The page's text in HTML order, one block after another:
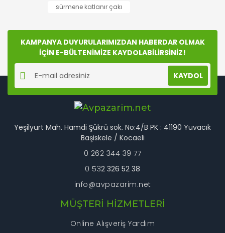
Ürün açıklamasında eksik bilgiler bulunuyor.
Bu ürüne benzer farklı alternatifler olmalı.
sürmene katlanır çakı
KAMPANYA DUYURULARIMIZDAN HABERDAR OLMAK
İÇİN E-BÜLTENİMİZE KAYDOLABİLİRSİNİZ!
KAYDOL
Yeşilyurt Mah. Hamdi Şükrü sok. No:4/B PK : 41190 Yuvacık
Başiskele / Kocaeli
0 262 344 39 77
0 532 326 52 38
info@avpazarim.net
MÜŞTERİ HİZMETLERİ
Online Alışveriş Yardım